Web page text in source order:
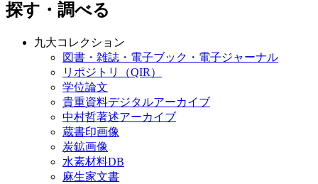
探す・調べる
九大コレクション
図書・雑誌・電子ブック・電子ジャーナル
リポジトリ（QIR）
学位論文
貴重資料デジタルアーカイブ
中村哲著述アーカイブ
蔵書印画像
炭鉱画像
水素材料DB
麻生家文書